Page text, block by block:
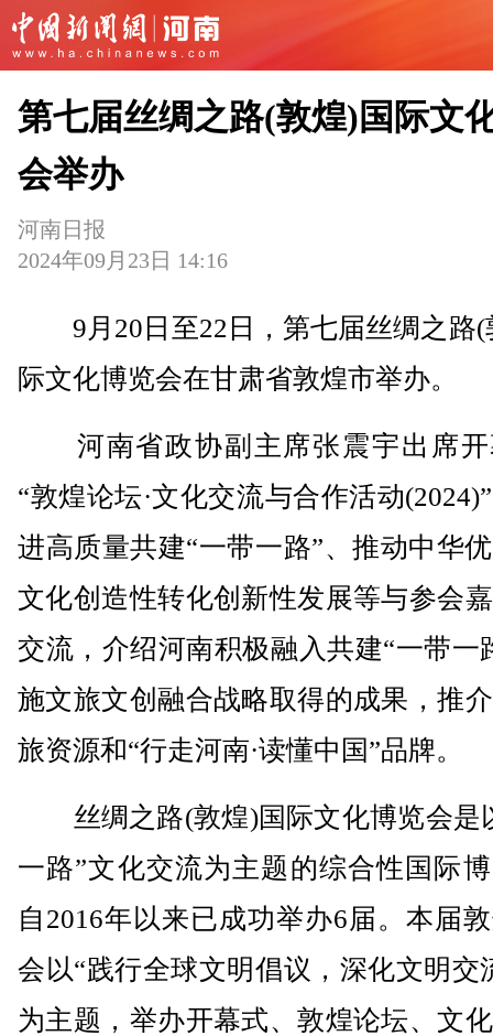
第七届丝绸之路(敦煌)国际文
会举办
河南日报
2024年09月23日 14:16
9月20日至22日，第七届丝绸之路(
际文化博览会在甘肃省敦煌市举办。
河南省政协副主席张震宇出席开
“敦煌论坛·文化交流与合作活动
进高质量共建“一带一路”、推动中华
文化创造性转化创新性发展等与参会
交流，介绍河南积极融入共建“一带一
施文旅文创融合战略取得的成果，推
旅资源和“行走河南·读懂中国”品牌。
丝绸之路(敦煌)国际文化博览会是
一路”文化交流为主题的综合性国际
自2016年以来已成功举办6届。本届
会以“践行全球文明倡议，深化文明交
为主题，举办开幕式、敦煌论坛、文